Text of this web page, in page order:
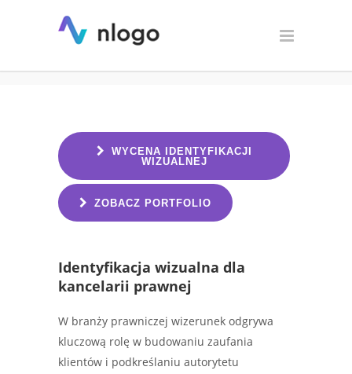
Identyfikacja wizualna dla
WYCENA IDENTYFIKACJI
WIZUALNEJ
ZOBACZ PORTFOLIO
Identyfikacja wizualna dla
kancelarii prawnej
W branży prawniczej wizerunek odgrywa
kluczową rolę w budowaniu zaufania
klientów i podkreślaniu autorytetu